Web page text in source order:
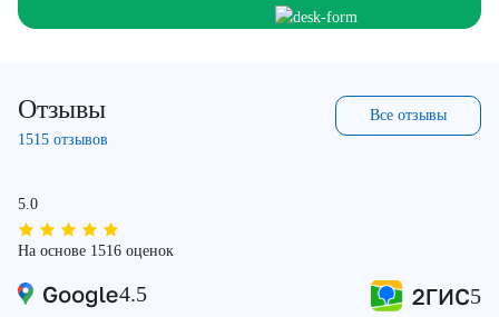
Отзывы
1515 отзывов
Все отзывы
5.0
На основе 1516 оценок
4.5 5